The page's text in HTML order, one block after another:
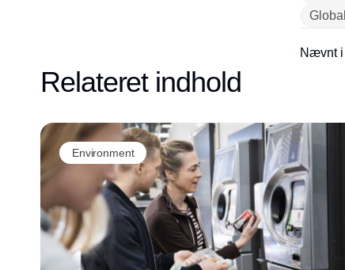
Nævnt i
Relateret indhold
Environment